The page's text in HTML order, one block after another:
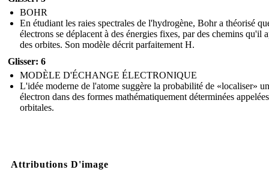
BOHR
En étudiant les raies spectrales de l'hydrogène, Bohr a théorisé
électrons se déplacent à des énergies fixes, par des chemins qu'il
des orbites. Son modèle décrit parfaitement H.
Glisser: 6
MODÈLE D'ÉCHANGE ÉLECTRONIQUE
L'idée moderne de l'atome suggère la probabilité de «localiser» un
électron dans des formes mathématiquement déterminées appelées
orbitales.
Attributions D'image